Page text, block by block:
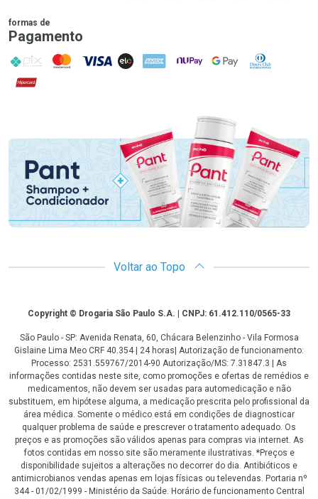
formas de
Pagamento
PIX MasterCard
VISA ELO AMEX NuPay Google PayDiners Club
Hipercard
Promoção em Destaque
Voltar ao Topo
CopyrightCopyright © Drogaria São Paulo S.A. | CNPJ: 61.412.110/0565-33
São Paulo - SP: Avenida Renata, 60, Chácara Belenzinho - Vila Formosa
Gislaine Lima Meo CRF 40.354 | 24 horas| Autorização de funcionamento:
Processo: 2531.559767/2014-90 Autorização/MS: 7.31847.3 | As
informações contidas neste site, como promoções e ofertas de remédios e
medicamentos, não devem ser usadas para automedicação e não
substituem, em hipótese alguma, a medicação prescrita pelo profissional da
área médica. Somente o médico está em condições de diagnosticar
qualquer problema de saúde e prescrever o tratamento adequado. Os
preços e as promoções são válidos apenas para compras via internet. As
fotos contidas em nosso site são meramente ilustrativas. *Preços e
disponibilidade sujeitos a alterações no decorrer do dia. Antibióticos e
antimicrobianos vendas apenas em lojas físicas ou televendas. Portaria nº
344 - 01/02/1999 - Ministério da Saúde. Horário de funcionamento Central